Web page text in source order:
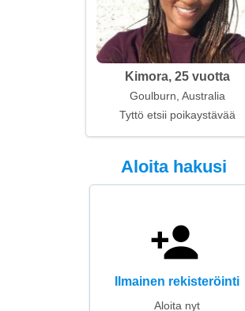
Kimora, 25 vuotta
Goulburn, Australia
Tyttö etsii poikaystävää
Aloita hakusi
Ilmainen rekisteröinti
Aloita nyt